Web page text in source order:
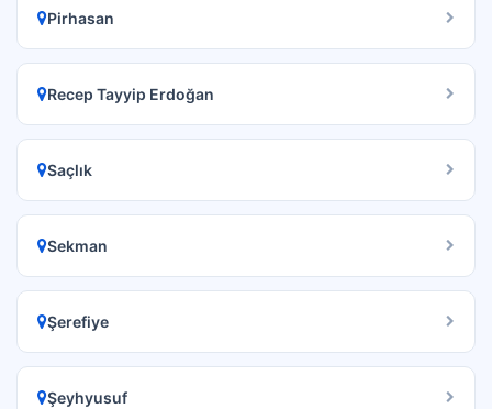
Pirhasan
Recep Tayyip Erdoğan
Saçlık
Sekman
Şerefiye
Şeyhyusuf